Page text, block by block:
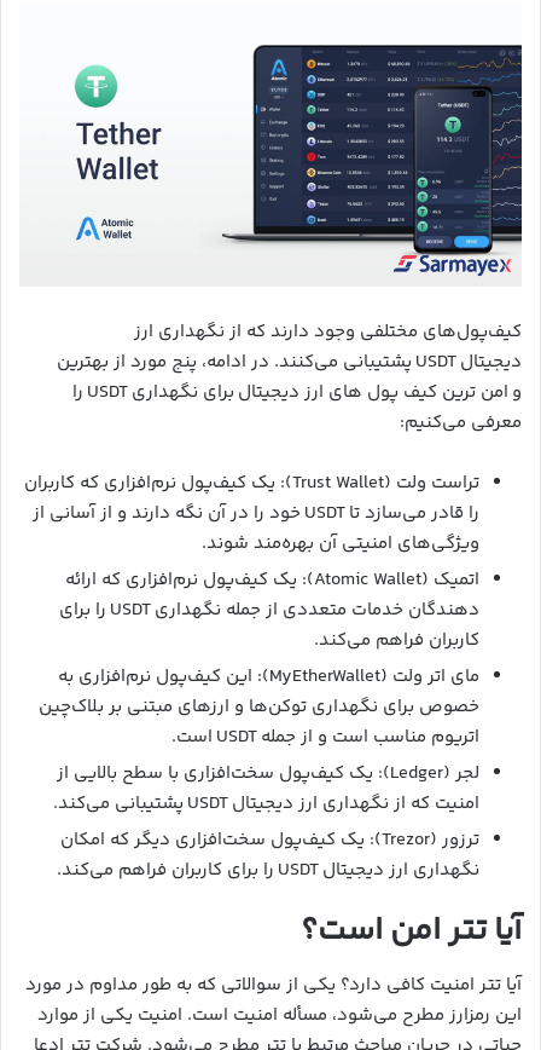
کیف‌پول‌های مختلفی وجود دارند که از نگهداری ارز
دیجیتال USDT پشتیبانی می‌کنند. در ادامه، پنج مورد از بهترین
و امن ترین کیف پول های ارز دیجیتال برای نگهداری USDT را
معرفی می‌کنیم:
تراست ولت (Trust Wallet): یک کیف‌پول نرم‌افزاری که کاربران
را قادر می‌سازد تا USDT خود را در آن نگه دارند و از آسانی از
ویژگی‌های امنیتی آن بهره‌مند شوند.
اتمیک (Atomic Wallet): یک کیف‌پول نرم‌افزاری که ارائه
دهندگان خدمات متعددی از جمله نگهداری USDT را برای
کاربران فراهم می‌کند.
مای اتر ولت (MyEtherWallet): این کیف‌پول نرم‌افزاری به
خصوص برای نگهداری توکن‌ها و ارزهای مبتنی بر بلاک‌چین
اتریوم مناسب است و از جمله USDT است.
لجر (Ledger): یک کیف‌پول سخت‌افزاری با سطح بالایی از
امنیت که از نگهداری ارز دیجیتال USDT پشتیبانی می‌کند.
ترزور (Trezor): یک کیف‌پول سخت‌افزاری دیگر که امکان
نگهداری ارز دیجیتال USDT را برای کاربران فراهم می‌کند.
آیا تتر امن است؟
آیا تتر امنیت کافی دارد؟ یکی از سوالاتی که به طور مداوم در مورد
این رمزارز مطرح می‌شود، مسأله امنیت است. امنیت یکی از موارد